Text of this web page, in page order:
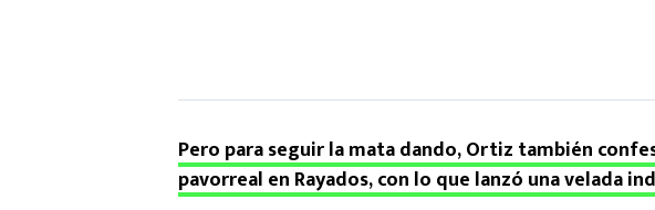
Pero para seguir la mata dando, Ortiz también
pavorreal en Rayados, con lo que lanzó una velada